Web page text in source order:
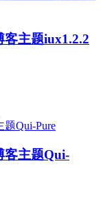
客主题iux1.2.2
客主题Qui-